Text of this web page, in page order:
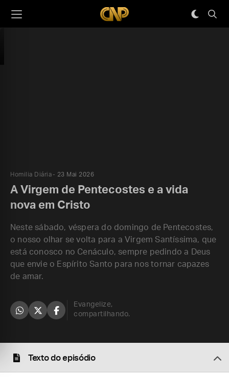
Homilia Diária 23 Mai 2026
A Virgem de Pentecostes e a vida
nova em Cristo
Neste sábado, véspera do domingo de Pentecostes,
o nosso olhar se volta para a Virgem Santíssima, que
está conosco no Cenáculo, sempre pedindo a Deus
que envie o Espírito Santo para nos tornar capazes
de amar.
Evangelize,
compartilhando.
Texto do episódio